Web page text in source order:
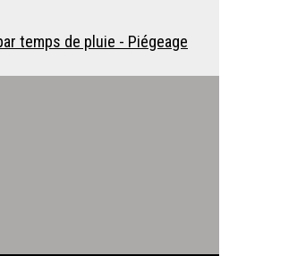
temps de pluie - Piégeage